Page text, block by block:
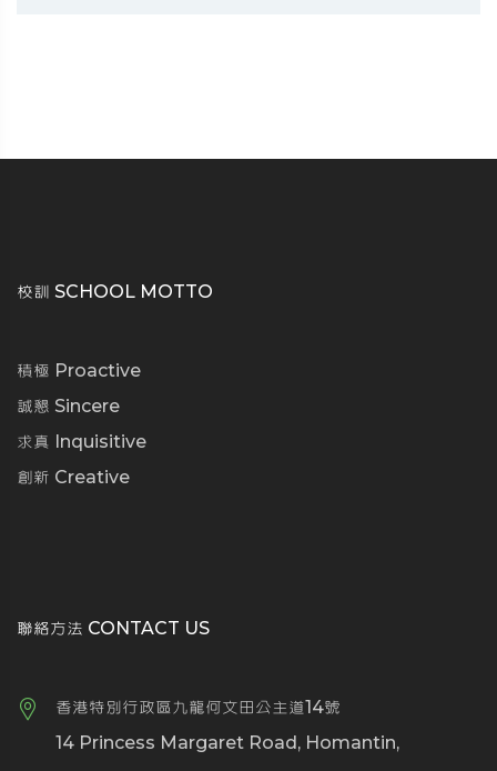
校訓 SCHOOL MOTTO
積極 Proactive
誠懇 Sincere
求真 Inquisitive
創新 Creative
聯絡方法 CONTACT US
香港特別行政區九龍何文田公主道14號
14 Princess Margaret Road, Homantin,